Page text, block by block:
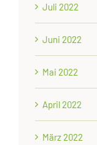
Juli 2022
Juni 2022
Mai 2022
April 2022
März 2022